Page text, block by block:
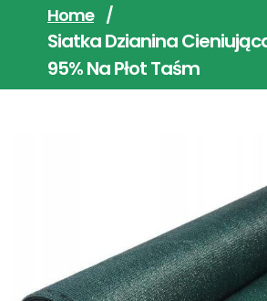
Home /
Siatka Dzianina
95% Na Płot Taśm